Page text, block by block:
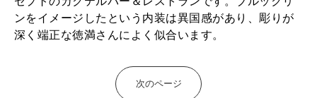
ンをイメージしたという内装は異国感があり、彫りが
深く端正な徳満さんによく似合います。
次のページ